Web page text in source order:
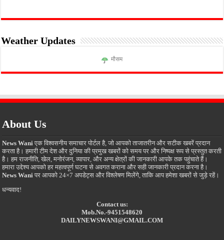
Weather Updates
मौसम
About Us
News Wani एक विश्वसनीय समाचार पोर्टल है, जो आपको ताजातरीन और सटीक खबरें प्रदान
करता है। हमारी टीम देश और दुनिया की प्रमुख खबरों को समय पर और निष्पक्ष रूप से प्रस्तुत करती
है। हम राजनीति, खेल, मनोरंजन, व्यापार, और अन्य क्षेत्रों की जानकारी आपके तक पहुंचाते हैं।
हमारा उद्देश्य आपको हर महत्वपूर्ण घटना से अवगत कराना और सही जानकारी प्रदान करना है।
News Wani पर आपको 24×7 अपडेट्स और विश्लेषण मिलेंगे, ताकि आप हमेशा खबरों से जुड़े रहें।
धन्यवाद!
Contact us:
Mob.No.-9451548620
DAILYNEWSWANI@GMAIL.COM